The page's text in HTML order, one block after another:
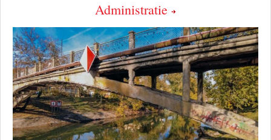
Administratie